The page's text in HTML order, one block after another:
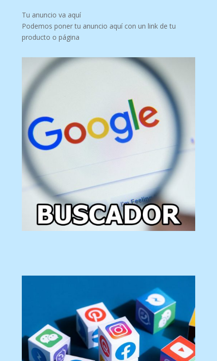
Tu anuncio va aquí
Podemos poner tu anuncio aquí con un link de tu
producto o página